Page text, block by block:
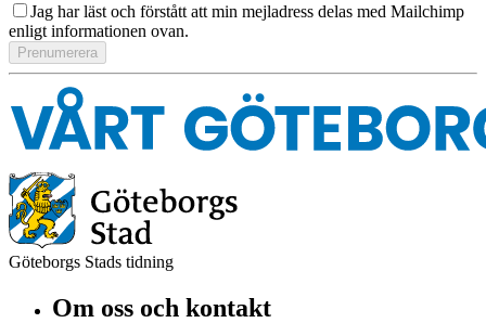
Jag har läst och förstått att min mejladress delas med Mailchimp
enligt informationen ovan.
Göteborgs Stads tidning
Om oss och kontakt